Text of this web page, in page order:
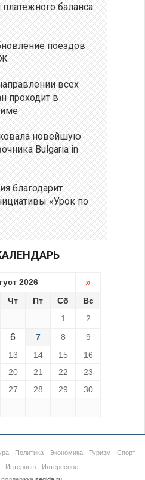
баланса
поездов
всех
проходит в
новейшую
Bulgaria in
благодарит
«Урок по
2026 »
Чт Пт Сб
Вс
1
2
6 7 8
9
13 14 15
16
20 21 22
23
27 28 29
30
Политика Экономика Туризм
Спорт
Интервью
Интересное